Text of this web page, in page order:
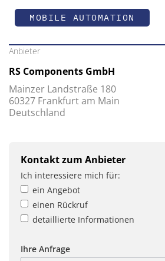
MOBILE AUTOMATION
Anbieter
RS Components GmbH
Mainzer Landstraße 180
60327 Frankfurt am Main
Deutschland
Kontakt zum Anbieter
Ich interessiere mich für:
ein Angebot
einen Rückruf
detaillierte Informationen
Ihre Anfrage